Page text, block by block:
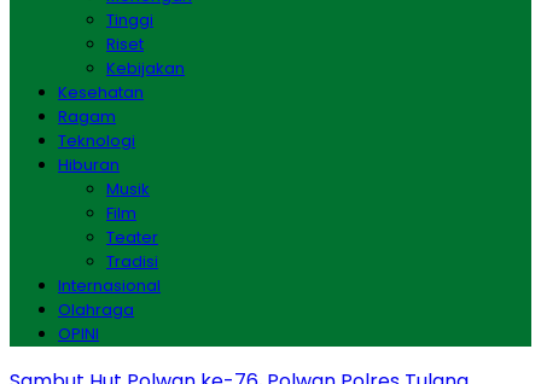
Tinggi
Riset
Kebijakan
Kesehatan
Ragam
Teknologi
Hiburan
Musik
Film
Teater
Tradisi
Internasional
Olahraga
OPINI